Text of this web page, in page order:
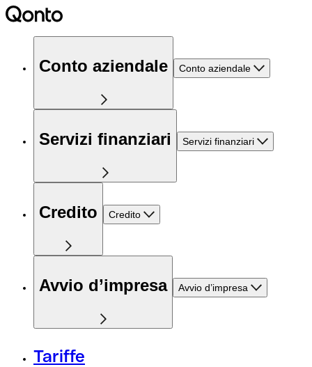
Conto aziendale Conto aziendale
Servizi finanziari Servizi finanziari
Credito Credito
Avvio d’impresa Avvio d’impresa
Tariffe